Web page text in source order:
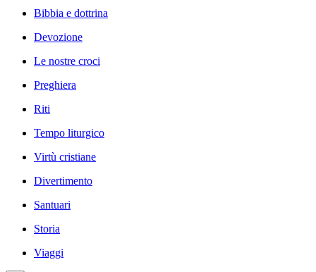
Bibbia e dottrina
Devozione
Le nostre croci
Preghiera
Riti
Tempo liturgico
Virtù cristiane
Divertimento
Santuari
Storia
Viaggi